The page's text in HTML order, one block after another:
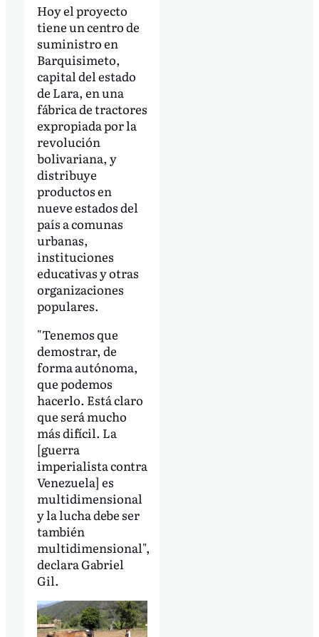
Hoy el proyecto
tiene un centro de
suministro en
Barquisimeto,
capital del estado
de Lara, en una
fábrica de tractores
expropiada por la
revolución
bolivariana, y
distribuye
productos en
nueve estados del
país a comunas
urbanas,
instituciones
educativas y otras
organizaciones
populares.
"Tenemos que
demostrar, de
forma autónoma,
que podemos
hacerlo. Está claro
que será mucho
más difícil. La
[guerra
imperialista contra
Venezuela] es
multidimensional
y la lucha debe ser
también
multidimensional",
declara Gabriel
Gil.